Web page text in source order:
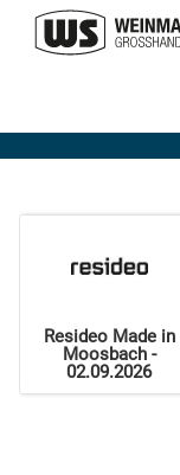
Home
Resideo Made in
Moosbach -
02.09.2026